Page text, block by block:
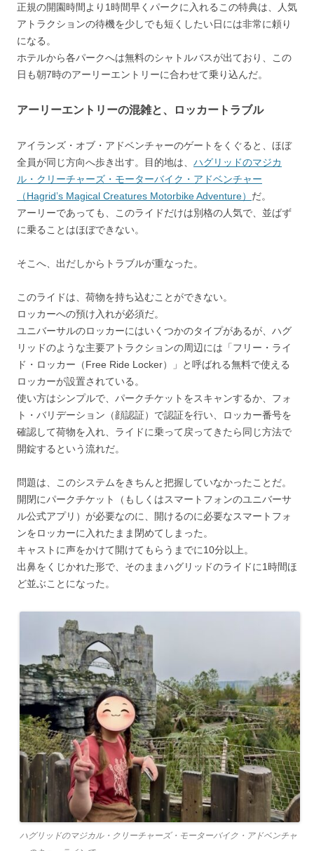
正規の開園時間より1時間早くパークに入れるこの特典は、人気
アトラクションの待機を少しでも短くしたい日には非常に頼り
になる。
ホテルから各パークへは無料のシャトルバスが出ており、この
日も朝7時のアーリーエントリーに合わせて乗り込んだ。
アーリーエントリーの混雑と、ロッカートラブル
アイランズ・オブ・アドベンチャーのゲートをくぐると、ほぼ
全員が同じ方向へ歩き出す。目的地は、 ハグリッドのマジカ
ル・クリーチャーズ・モーターバイク・アドベンチャー
（Hagrid’s Magical Creatures Motorbike Adventure） だ。
アーリーであっても、このライドだけは別格の人気で、並ばず
に乗ることはほぼできない。
そこへ、出だしからトラブルが重なった。
このライドは、荷物を持ち込むことができない。
ロッカーへの預け入れが必須だ。
ユニバーサルのロッカーにはいくつかのタイプがあるが、ハグ
リッドのような主要アトラクションの周辺には「フリー・ライ
ド・ロッカー（Free Ride Locker）」と呼ばれる無料で使える
ロッカーが設置されている。
使い方はシンプルで、パークチケットをスキャンするか、フォ
ト・バリデーション（顔認証）で認証を行い、ロッカー番号を
確認して荷物を入れ、ライドに乗って戻ってきたら同じ方法で
開錠するという流れだ。
問題は、このシステムをきちんと把握していなかったことだ。
開閉にパークチケット（もしくはスマートフォンのユニバーサ
ル公式アプリ）が必要なのに、開けるのに必要なスマートフォ
ンをロッカーに入れたまま閉めてしまった。
キャストに声をかけて開けてもらうまでに10分以上。
出鼻をくじかれた形で、そのままハグリッドのライドに1時間ほ
ど並ぶことになった。
ハグリッドのマジカル・クリーチャーズ・モーターバイク・アドベンチャ